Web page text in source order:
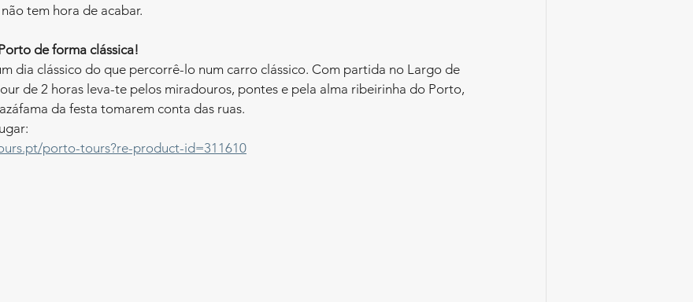
tem hora de acabar.
de forma clássica!
dia clássico do que percorrê-lo num carro clássico. Com partida no Largo de
de 2 horas leva-te pelos miradouros, pontes e pela alma ribeirinha do Porto,
da festa tomarem conta das ruas.
porto-tours?re-product-id=311610